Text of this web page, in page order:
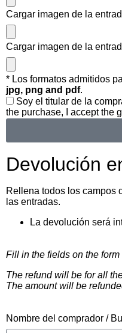
Cargar imagen de la
Cargar imagen de la
* Los formatos admitidos
jpg, png and pdf.
Soy el titular de la
the purchase, I accept the
Devolución
Rellena todos los campos
las entradas.
La devolución será
Fill in the fields on the
The refund will be for all
The amount will be
Nombre del comprador /